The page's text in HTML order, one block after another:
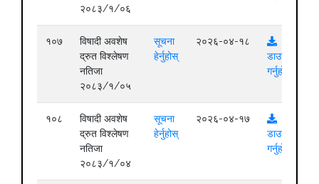
२०८३/१/०६
१०७
विषादी अवशेष
द्रुत विश्लेषण
नतिजा
२०८३/१/०५
सूचना
हेर्नुहोस्
२०२६-०४-१८
डाउनलोड
गर्नुहोस्
१०८
विषादी अवशेष
द्रुत विश्लेषण
नतिजा
२०८३/१/०४
सूचना
हेर्नुहोस्
२०२६-०४-१७
डाउनलोड
गर्नुहोस्